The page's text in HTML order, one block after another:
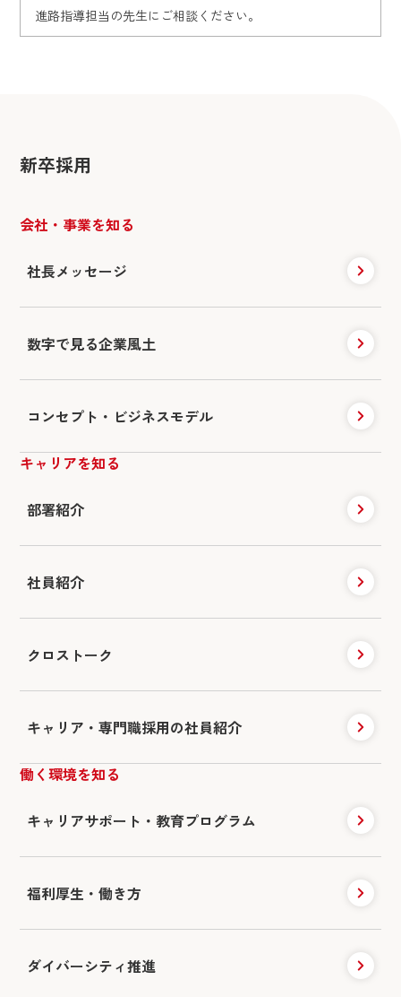
進路指導担当の先生にご相談ください。
新卒採用
会社・事業を知る
社長メッセージ
数字で見る企業風土
コンセプト・ビジネスモデル
キャリアを知る
部署紹介
社員紹介
クロストーク
キャリア・専門職採用の社員紹介
働く環境を知る
キャリアサポート・ 教育プログラム
福利厚生・働き方
ダイバーシティ推進